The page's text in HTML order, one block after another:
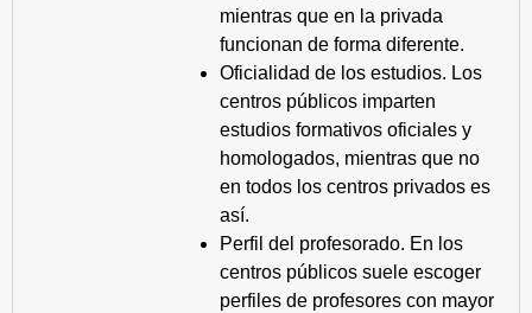
mientras que en la privada
funcionan de forma diferente.
Oficialidad de los estudios. Los
centros públicos imparten
estudios formativos oficiales y
homologados, mientras que no
en todos los centros privados es
así.
Perfil del profesorado. En los
centros públicos suele escoger
perfiles de profesores con mayor